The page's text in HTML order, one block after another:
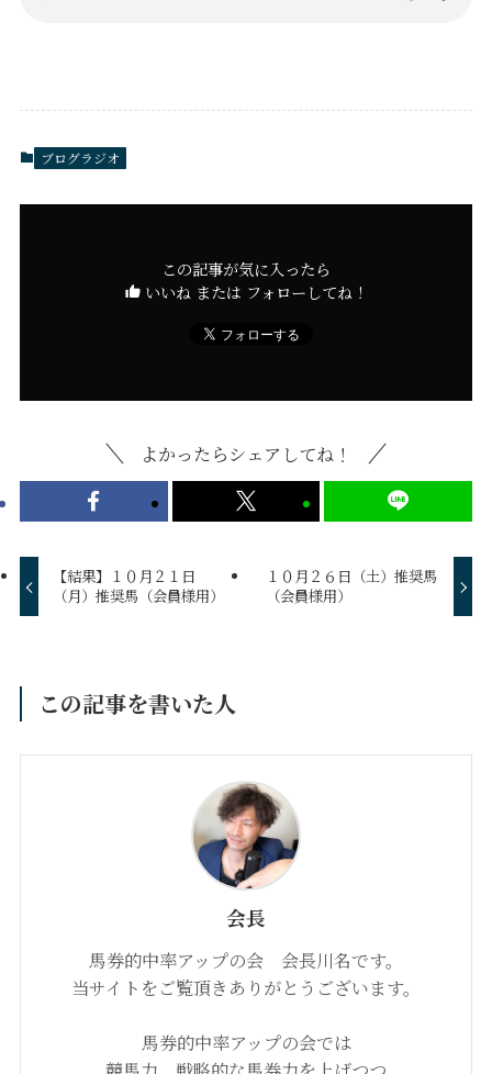
ブログラジオ
この記事が気に入ったら
いいね または フォローしてね！
よかったらシェアしてね！
【結果】１０月２１日
（月）推奨馬（会員様用）
１０月２６日（土）推奨馬
（会員様用）
この記事を書いた人
会長
馬券的中率アップの会 会長川名です。
当サイトをご覧頂きありがとうございます。
馬券的中率アップの会では